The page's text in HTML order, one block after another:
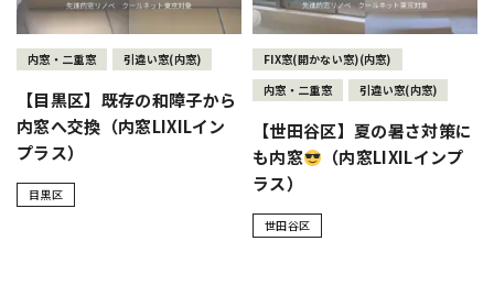
内窓・二重窓 引違い窓(内窓)
【目黒区】既存の和障子から
内窓へ交換（内窓LIXILイン
プラス）
目黒区
FIX窓(開かない窓)(内窓)
内窓・二重窓
引違い窓(内窓)
【世田谷区】夏の暑さ対策に
も内窓
（内窓LIXILインプ
ラス）
世田谷区